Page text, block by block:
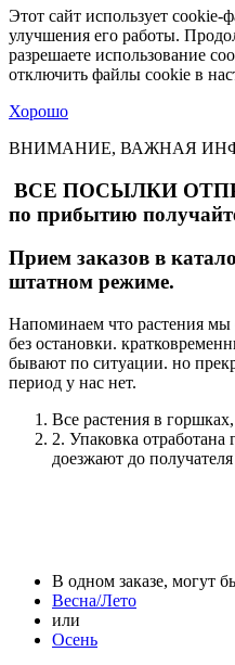
Этот сайт использует
улучшения его работы.
разрешаете использование
отключить файлы cookie в
Хорошо
ВНИМАНИЕ, ВАЖНАЯ
ВСЕ ПОСЫЛКИ
по прибытию
Прием заказов в
штатном режиме.
Напоминаем что растения мы
без остановки.
бывают по ситуации. но
период у нас нет.
Все растения в
2. Упаковка отработана
доезжают до
В одном заказе, могут
Весна/Лето
или
Осень